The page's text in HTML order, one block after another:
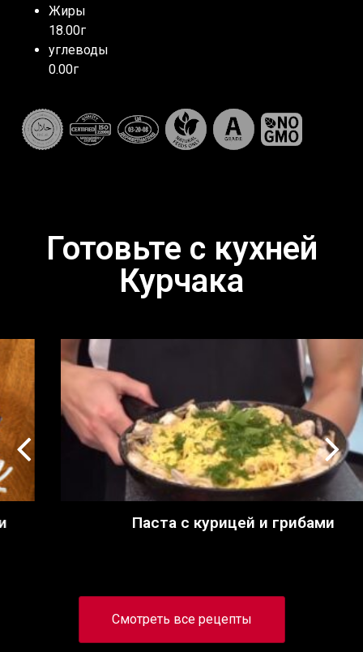
Жиры
18.00г
углеводы
0.00г
Готовьте с кухней
Курчака
Паста с курицей и грибами
Смотреть все рецепты